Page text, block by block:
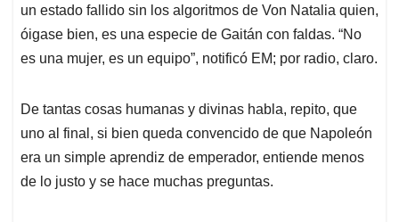
un estado fallido sin los algoritmos de Von Natalia quien,
óigase bien, es una especie de Gaitán con faldas. “No
es una mujer, es un equipo”, notificó EM; por radio, claro.
De tantas cosas humanas y divinas habla, repito, que
uno al final, si bien queda convencido de que Napoleón
era un simple aprendiz de emperador, entiende menos
de lo justo y se hace muchas preguntas.